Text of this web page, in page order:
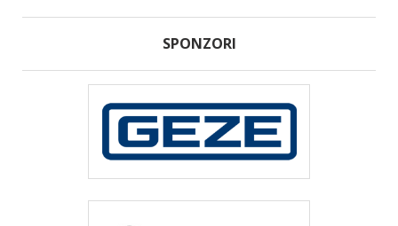
SPONZORI